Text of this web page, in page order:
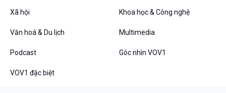
Xã hội Khoa học & Công nghệ
Văn hoá & Du lịch Multimedia
Podcast Góc nhìn VOV1
VOV1 đặc biệt